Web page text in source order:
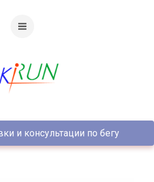
и консультации по бегу